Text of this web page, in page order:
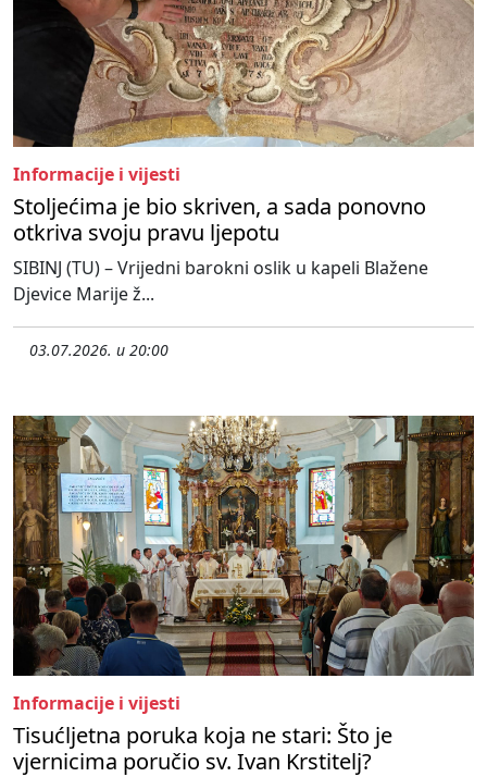
Informacije i vijesti
Stoljećima je bio skriven, a sada ponovno
otkriva svoju pravu ljepotu
SIBINJ (TU) – Vrijedni barokni oslik u kapeli Blažene
Djevice Marije ž...
03.07.2026. u 20:00
Informacije i vijesti
Tisućljetna poruka koja ne stari: Što je
vjernicima poručio sv. Ivan Krstitelj?